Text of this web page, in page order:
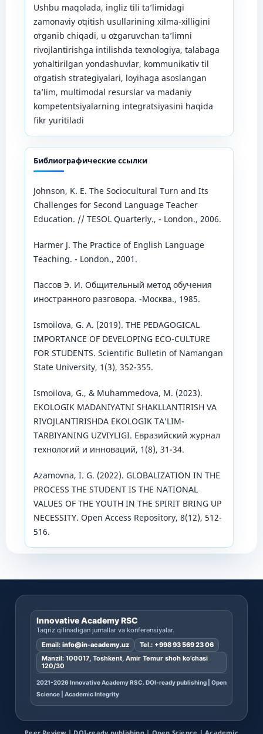
Ushbu maqolada, ingliz tili taʼlimidagi
zamonaviy oʻqitish usullarining xilma-xilligini
oʻrganib chiqadi, u oʻzgaruvchan taʼlimni
rivojlantirishga intilishda texnologiya, talabaga
yoʻnaltirilgan yondashuvlar, kommunikativ til
oʻrgatish strategiyalari, loyihaga asoslangan
taʼlim, multimodal resurslar va madaniy
kompetentsiyalarning integratsiyasini haqida
fikr yuritiladi
Библиографические ссылки
Johnson, K. E. The Sociocultural Turn and Its
Challenges for Second Language Teacher
Education. // TESOL Quarterly., - London., 2006.
Harmer J. The Practice of English Language
Teaching. - London., 2001.
Пассов Э. И. Общительный метод обучения
иностранного разговора. -Москва., 1985.
Ismoilova, G. A. (2019). THE PEDAGOGICAL
IMPORTANCE OF DEVELOPING ECO-CULTURE
FOR STUDENTS. Scientific Bulletin of Namangan
State University, 1(3), 352-355.
Ismoilova, G., & Muhammedova, M. (2023).
EKOLOGIK MADANIYATNI SHAKLLANTIRISH VA
RIVOJLANTIRISHDA EKOLOGIK TA’LIM-
TARBIYANING UZVIYLIGI. Евразийский журнал
технологий и инноваций, 1(8), 31-34.
Azamovna, I. G. (2022). GLOBALIZATION IN THE
PROCESS THE STUDENT IS THE NATIONAL
VALUES OF THE YOUTH IN THE SPIRIT BRING UP
NECESSITY. Open Access Repository, 8(12), 512-
516.
Innovative Academy RSC
Taqriz qilinadigan jurnallar va konferensiyalar.
Email: info@in-academy.uz Tel.: +998 93 569 23 06
Manzil: 100017, Toshkent, Amir Temur shoh ko’chasi
120/30
2021-2026 Innovative Academy RSC. DOI-ready publishing | Open
Science | Academic Integrity